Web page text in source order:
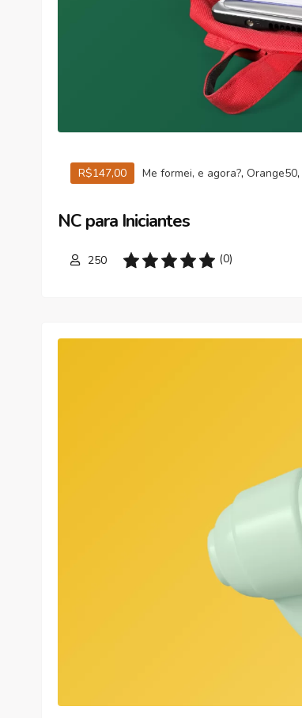
R$147,00 Me formei, e agora?, Orange50,
NC para Iniciantes
250 (0)